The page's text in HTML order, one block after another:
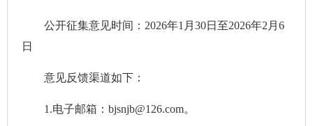
公开征集意见时间：2026年1月30日至2026年2月6
日
意见反馈渠道如下：
1.电子邮箱：bjsnjb@126.com。